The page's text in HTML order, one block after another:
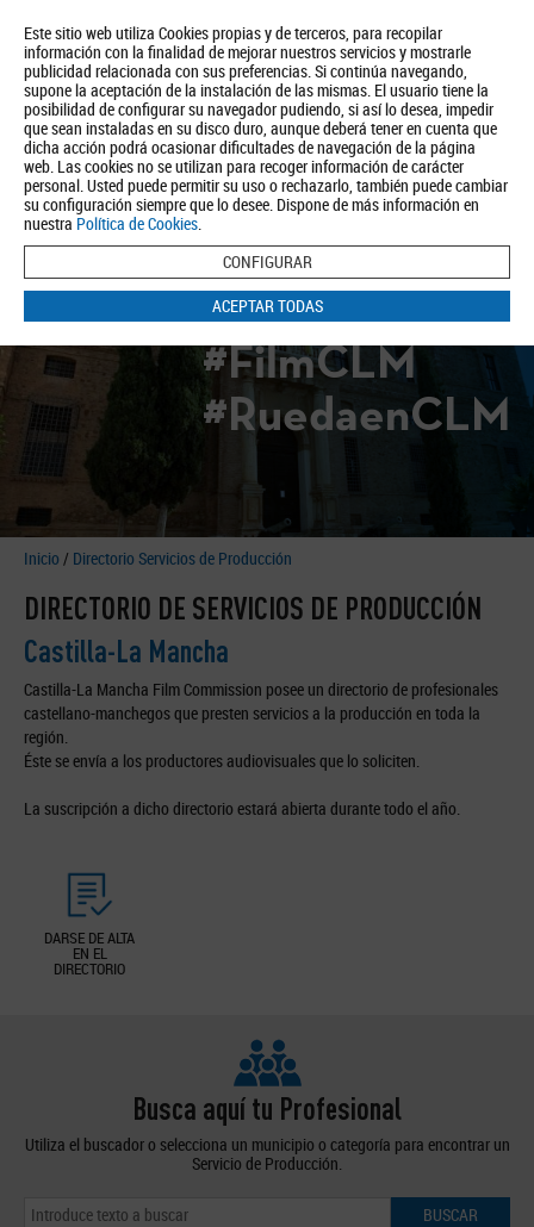
Este sitio web utiliza Cookies propias y de terceros, para recopilar
información con la finalidad de mejorar nuestros servicios y mostrarle
publicidad relacionada con sus preferencias. Si continúa navegando,
supone la aceptación de la instalación de las mismas. El usuario tiene la
posibilidad de configurar su navegador pudiendo, si así lo desea, impedir
que sean instaladas en su disco duro, aunque deberá tener en cuenta que
dicha acción podrá ocasionar dificultades de navegación de la página
web. Las cookies no se utilizan para recoger información de carácter
personal. Usted puede permitir su uso o rechazarlo, también puede cambiar
su configuración siempre que lo desee. Dispone de más información en
nuestra Política de Cookies.
CONFIGURAR
ACEPTAR TODAS
Quiénes somos Turismo Política de Privacidad Aviso Legal
Política de Cookies
BUSCAR
#FilmCLM
#RuedaenCLM
Inicio / Directorio Servicios de Producción
DIRECTORIO DE SERVICIOS DE PRODUCCIÓN
Castilla-La Mancha
Castilla-La Mancha Film Commission posee un directorio de profesionales
castellano-manchegos que presten servicios a la producción en toda la
región.
Éste se envía a los productores audiovisuales que lo soliciten.
La suscripción a dicho directorio estará abierta durante todo el año.
DARSE DE ALTA
EN EL
DIRECTORIO
Busca aquí tu Profesional
Utiliza el buscador o selecciona un municipio o categoría para encontrar un
Servicio de Producción.
BUSCAR